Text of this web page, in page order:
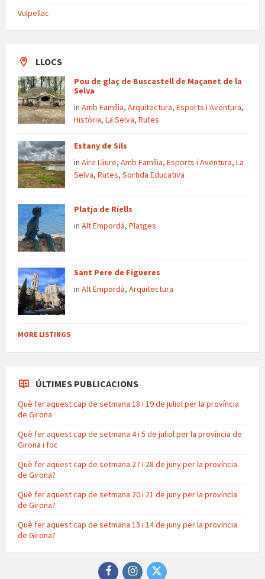
Vulpellac
LLOCS
Pou de glaç de Buscastell de Maçanet de la
Selva
in Amb Família, Arquitectura, Esports i Aventura,
Història, La Selva, Rutes
Estany de Sils
in Aire Lliure, Amb Família, Esports i Aventura, La
Selva, Rutes, Sortida Educativa
Platja de Riells
in Alt Empordà, Platges
Sant Pere de Figueres
in Alt Empordà, Arquitectura
MORE LISTINGS
ÚLTIMES PUBLICACIONS
Què fer aquest cap de setmana 18 i 19 de juliol per la província
de Girona
Què fer aquest cap de setmana 4 i 5 de juliol per la província de
Girona i foc
Què fer aquest cap de setmana 27 i 28 de juny per la província
de Girona?
Què fer aquest cap de setmana 20 i 21 de juny per la província
de Girona?
Què fer aquest cap de setmana 13 i 14 de juny per la província
de Girona?
FacebookInstagramTwitter